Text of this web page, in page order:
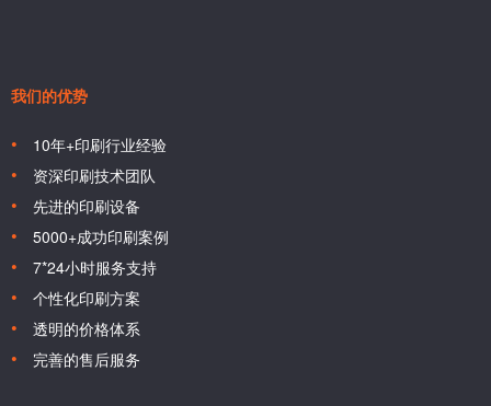
我们的优势
10年+印刷行业经验
资深印刷技术团队
先进的印刷设备
5000+成功印刷案例
7*24小时服务支持
个性化印刷方案
透明的价格体系
完善的售后服务